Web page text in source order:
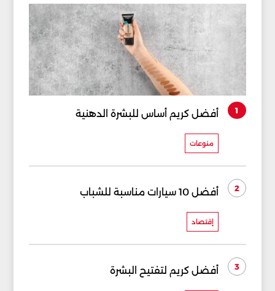
1 أفضل كريم أساس للبشرة الدهنية
منوعات
2 أفضل 10 سيارات مناسبة للشباب
إقتصاد
3 أفضل كريم لتفتيح البشرة